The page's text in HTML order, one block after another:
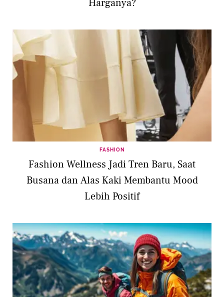
Harganya?
FASHION
Fashion Wellness Jadi Tren Baru, Saat
Busana dan Alas Kaki Membantu Mood
Lebih Positif